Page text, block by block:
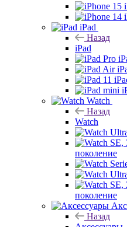
iPad
Назад
iPad
Watch
Назад
Watch
поколение
поколение
Назад